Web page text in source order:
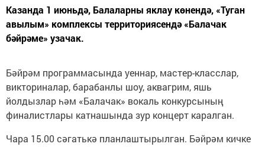
Казанда 1 июньдә, Балаларны яклау көнендә, «Туган
авылым» комплексы территориясендә «Балачак
бәйрәме» узачак.
Бәйрәм программасында уеннар, мастер-класслар,
викториналар, барабанлы шоу, аквагрим, яшь
йолдызлар һәм «Балачак» вокаль конкурсының
финалистлары катнашында зур концерт каралган.
Чара 15.00 сәгатькә планлаштырылган. Бәйрәм кичке